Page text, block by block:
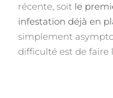
récente, soit le
infestation déjà en
simplement
difficulté est de faire